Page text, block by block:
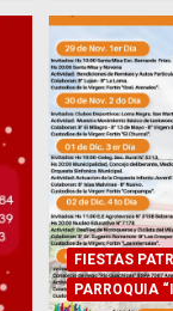
FIESTAS
PARROQUIA